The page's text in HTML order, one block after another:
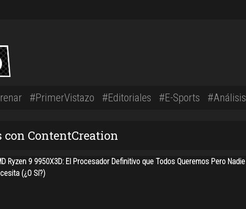
#PrimerVistazo #Editoriales #E-Sports #Análisis
ContentCreation
Ryzen 9 9950X3D: El Procesador Definitivo que Todos Queremos Pero Nadie
(¿O Sí?)